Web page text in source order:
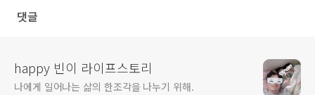
댓글
happy 빈이 라이프스토리
나에게 일어나는 삶의 한조각을 나누기 위해.